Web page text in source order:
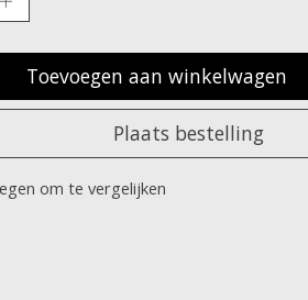
Toevoegen aan winkelwagen
Plaats bestelling
om te vergelijken